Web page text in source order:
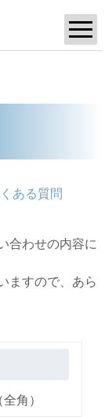
ある質問
合わせの内容に
すので、あら
角）